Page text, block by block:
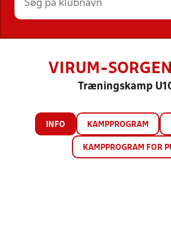
VIRUM-
Træningskamp
INFO KAMPPROGRAM
KAMPPROGRAM FOR